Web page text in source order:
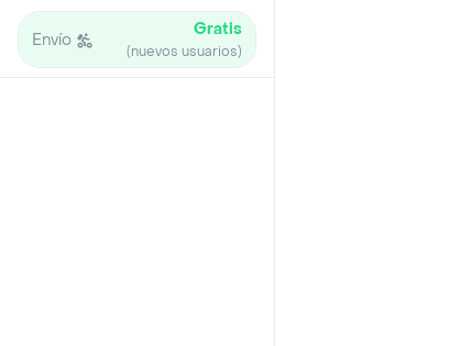
Envío Gratis
(nuevos usuarios)